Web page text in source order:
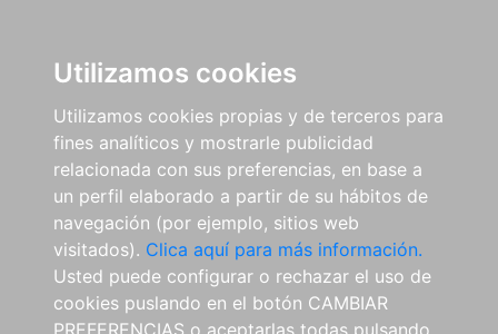
Utilizamos cookies
Utilizamos cookies propias y de terceros para
fines analíticos y mostrarle publicidad
relacionada con sus preferencias, en base a
un perfil elaborado a partir de su hábitos de
navegación (por ejemplo, sitios web
visitados). Clica aquí para más información.
Usted puede configurar o rechazar el uso de
cookies puslando en el botón CAMBIAR
PREFERENCIAS o aceptarlas todas pulsando